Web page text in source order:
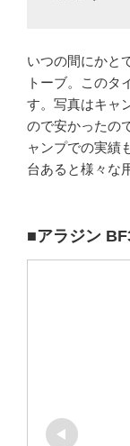
いつの間にかと
トーブ。このタ
す。写真はキャ
ので安かったの
ャンプでの実績
台あると様々な
■アラジン